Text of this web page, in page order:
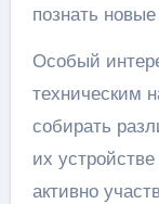
познать
Особый
техническим
собирать
их
активно